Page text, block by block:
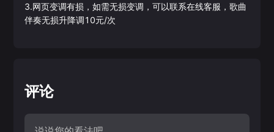
3.网页变调有损，如需无损变调，可以联系在线客服，歌曲
伴奏无损升降调10元/次
评论